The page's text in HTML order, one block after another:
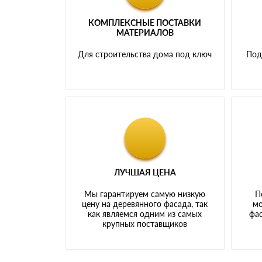
КОМПЛЕКСНЫЕ ПОСТАВКИ
МАТЕРИАЛОВ
Для строительства дома под ключ
ЛУЧШАЯ ЦЕНА
Мы гарантируем самую низкую
цену на деревянного фасада, так
как являемся одним из самых
крупных поставщиков